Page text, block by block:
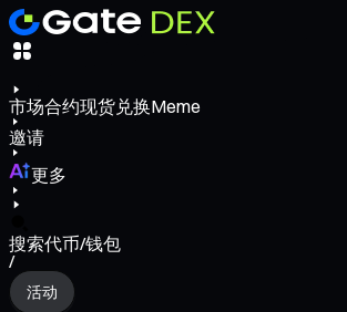
市场合约现货兑换Meme
邀请
更多
搜索代币/钱包
/
活动